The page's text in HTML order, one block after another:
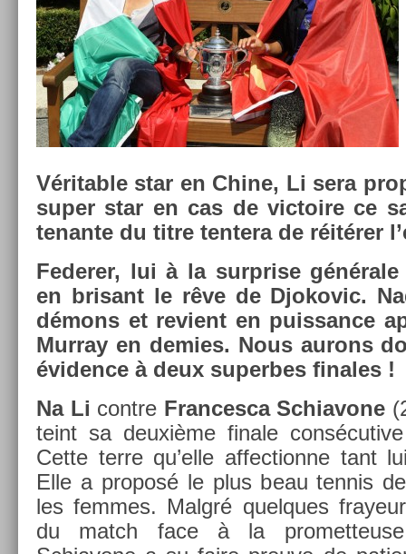
Vérit­able star en Chine, Li sera
super star en cas de vic­toire ce
tenan­te du titre ten­tera de réitérer
Feder­er, lui à la sur­pr­ise
en brisant le rêve de Djokovic.
démons et re­vient en puis­sance
Mur­ray en de­m­ies. Nous aurons
évid­ence à deux super­bes fin­ales !
Na Li con­tre Fran­cesca Schiavone
teint sa deuxième fin­ale
Cette terre qu’elle af­fection­ne tant
Elle a pro­posé le plus beau ten­nis
les fem­mes. Malgré quel­ques
du match face à la pro­met­teuse